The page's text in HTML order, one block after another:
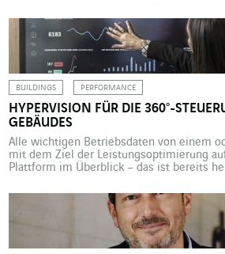
Gewerbe. Es vergeht kein Monat ohne
Auswirkungen der Industrie der Zukunft
Eine düstere Zukunft? „Dass sich […]
BUILDINGS PERFORMANCE
HYPERVISION FÜR DIE 360°-
GEBÄUDES
Alle wichtigen Betriebsdaten von einem
mit dem Ziel der Leistungsoptimierung
Plattform im Überblick – das ist bereits
mehreren Objekten auf einen Blick…
davon. Hypervision macht es möglich.
liefern immer mehr Tracking-,